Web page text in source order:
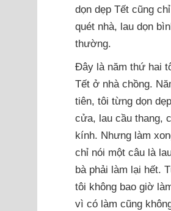
dọn dẹp Tết cũng
quét nhà, lau dọn
thường.
Đây là năm thứ hai
Tết ở nhà chồng.
tiên, tôi từng dọn
cửa, lau cầu thang,
kính. Nhưng làm
chỉ nói một câu là
bà phải làm lại hết.
tôi không bao giờ
vì có làm cũng